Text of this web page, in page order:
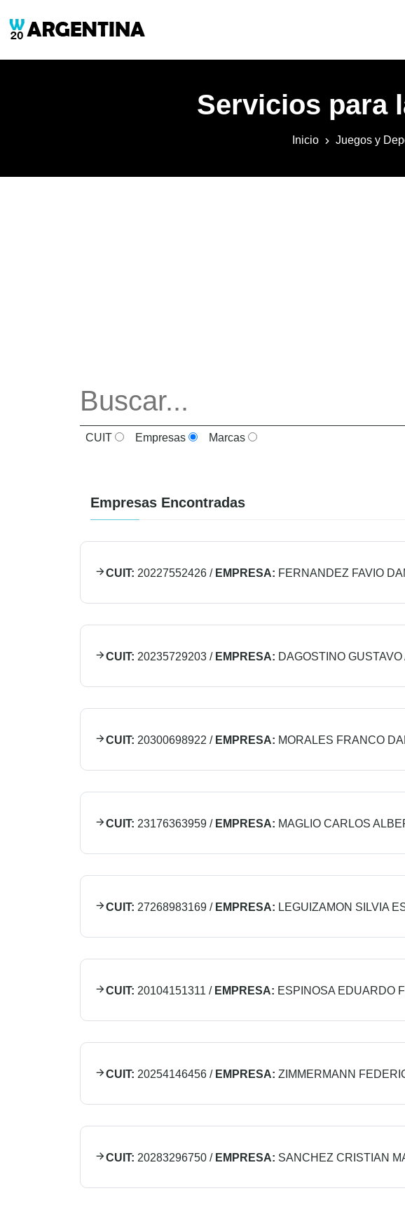
Servicios para
Inicio Juegos y
CUIT Empresas Marcas
Empresas Encontradas
CUIT: 20227552426 / EMPRESA: FERNANDEZ FAVIO
CUIT: 20235729203 / EMPRESA: DAGOSTINO GUSTAVO
CUIT: 20300698922 / EMPRESA: MORALES FRANCO
CUIT: 23176363959 / EMPRESA: MAGLIO CARLOS
CUIT: 27268983169 / EMPRESA: LEGUIZAMON SILVIA
CUIT: 20104151311 / EMPRESA: ESPINOSA EDUARDO
CUIT: 20254146456 / EMPRESA: ZIMMERMANN
CUIT: 20283296750 / EMPRESA: SANCHEZ CRISTIAN